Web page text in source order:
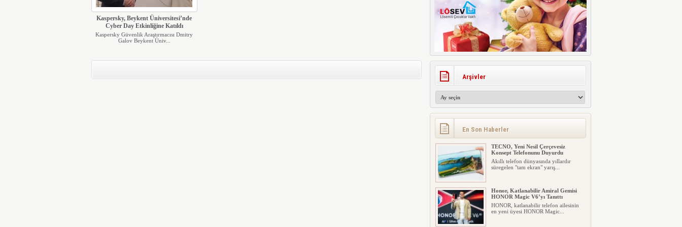
Kaspersky, Beykent Üniversitesi’nde
Cyber Day Etkinliğine Katıldı
Kaspersky Güvenlik Araştırmacısı Dmitry
Galov Beykent Üniv...
Arşivler
En Son Haberler
TECNO, Yeni Nesil Çerçevesiz
Konsept Telefonunu Duyurdu
Akıllı telefon dünyasında yıllardır
süregelen "tam ekran" yarış...
Honor, Katlanabilir Amiral Gemisi
HONOR Magic V6’yı Tanıttı
HONOR, katlanabilir telefon ailesinin
en yeni üyesi HONOR Magic...